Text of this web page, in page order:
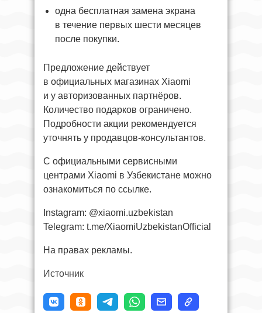
одна бесплатная замена экрана
в течение первых шести месяцев
после покупки.
Предложение действует
в официальных магазинах Xiaomi
и у авторизованных партнёров.
Количество подарков ограничено.
Подробности акции рекомендуется
уточнять у продавцов-консультантов.
С официальными сервисными
центрами Xiaomi в Узбекистане можно
ознакомиться по ссылке.
Instagram: @xiaomi.uzbekistan
Telegram: t.me/XiaomiUzbekistanOfficial
На правах рекламы.
Источник